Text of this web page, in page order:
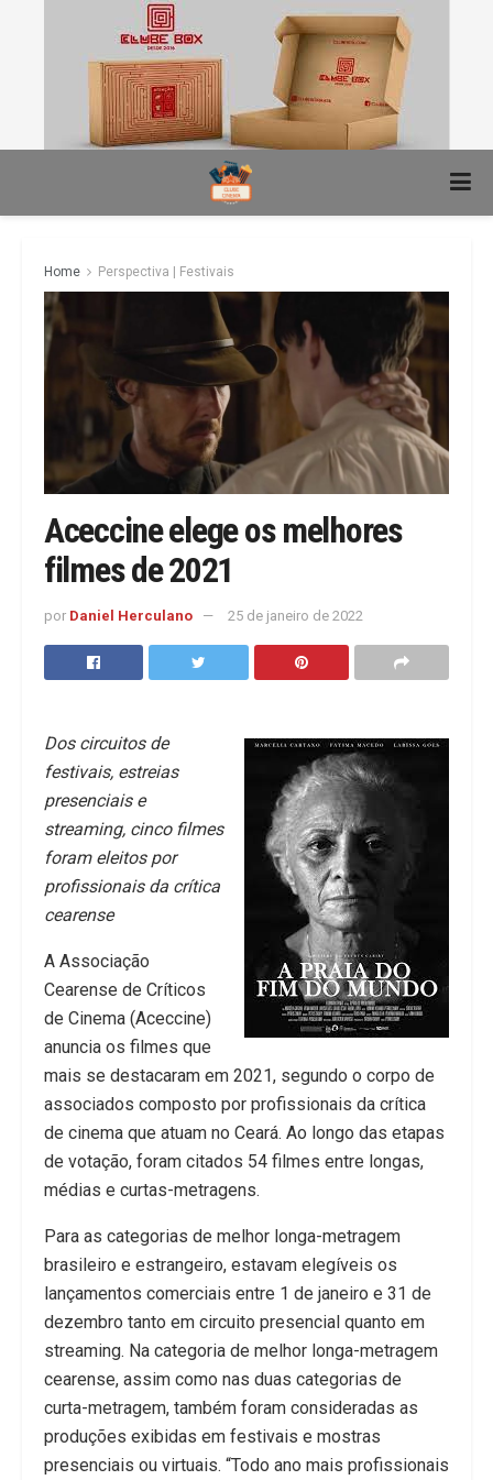
Home Perspectiva | Festivais
Aceccine elege os melhores
filmes de 2021
por Daniel Herculano 25 de janeiro de 2022
Dos circuitos de
festivais, estreias
presenciais e
streaming, cinco filmes
foram eleitos por
profissionais da crítica
cearense
A Associação
Cearense de Críticos
de Cinema (Aceccine)
anuncia os filmes que
mais se destacaram em 2021, segundo o corpo de
associados composto por profissionais da crítica
de cinema que atuam no Ceará. Ao longo das etapas
de votação, foram citados 54 filmes entre longas,
médias e curtas-metragens.
Para as categorias de melhor longa-metragem
brasileiro e estrangeiro, estavam elegíveis os
lançamentos comerciais entre 1 de janeiro e 31 de
dezembro tanto em circuito presencial quanto em
streaming. Na categoria de melhor longa-metragem
cearense, assim como nas duas categorias de
curta-metragem, também foram consideradas as
produções exibidas em festivais e mostras
presenciais ou virtuais. “Todo ano mais profissionais